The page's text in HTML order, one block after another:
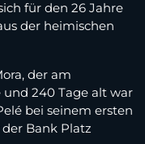
für den 26 Jahre
der heimischen
der am
und 240 Tage alt war
bei seinem ersten
Bank Platz